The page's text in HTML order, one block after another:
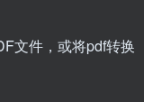
文件，或将pdf转换